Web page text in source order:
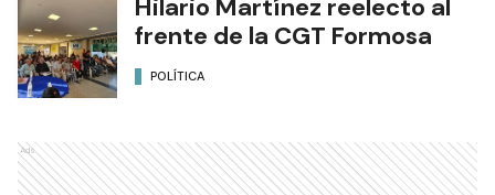
Hilario Martínez reelecto al
frente de la CGT Formosa
POLÍTICA
Ads